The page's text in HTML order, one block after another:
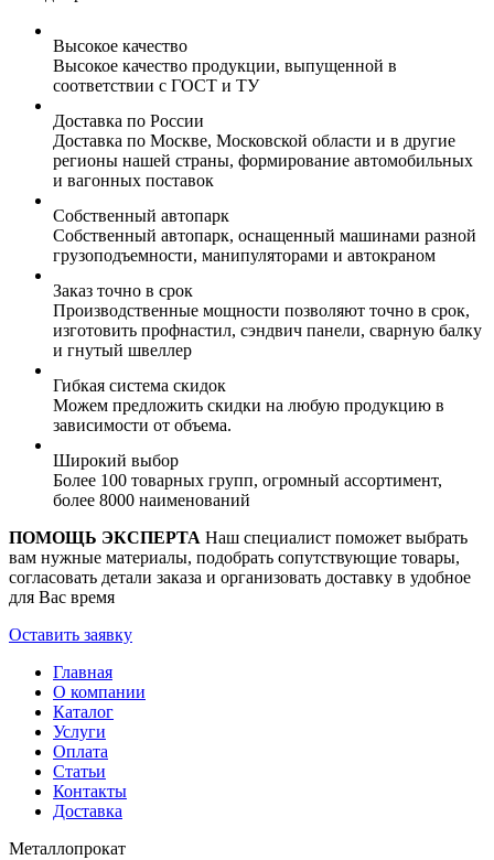
Высокое качество
Высокое качество продукции, выпущенной в
соответствии с ГОСТ и ТУ
Доставка по России
Доставка по Москве, Московской области и в другие
регионы нашей страны, формирование автомобильных
и вагонных поставок
Собственный автопарк
Собственный автопарк, оснащенный машинами разной
грузоподъемности, манипуляторами и автокраном
Заказ точно в срок
Производственные мощности позволяют точно в срок,
изготовить профнастил, сэндвич панели, сварную балку
и гнутый швеллер
Гибкая система скидок
Можем предложить скидки на любую продукцию в
зависимости от объема.
Широкий выбор
Более 100 товарных групп, огромный ассортимент,
более 8000 наименований
ПОМОЩЬ ЭКСПЕРТА Наш специалист поможет выбрать
вам нужные материалы, подобрать сопутствующие товары,
согласовать детали заказа и организовать доставку в удобное
для Вас время
Оставить заявку
Главная
О компании
Каталог
Услуги
Оплата
Статьи
Контакты
Доставка
Металлопрокат